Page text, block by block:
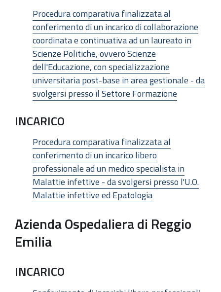
Procedura comparativa finalizzata al
conferimento di un incarico di collaborazione
coordinata e continuativa ad un laureato in
Scienze Politiche, ovvero Scienze
dell'Educazione, con specializzazione
universitaria post-base in area gestionale - da
svolgersi presso il Settore Formazione
INCARICO
Procedura comparativa finalizzata al
conferimento di un incarico libero
professionale ad un medico specialista in
Malattie infettive - da svolgersi presso l'U.O.
Malattie infettive ed Epatologia
Azienda Ospedaliera di Reggio
Emilia
INCARICO